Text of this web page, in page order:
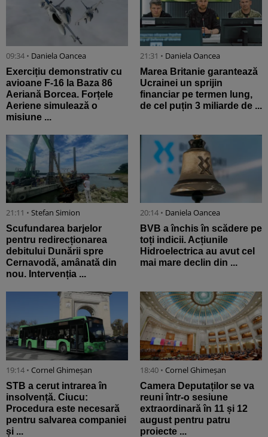
09:34 • Daniela Oancea
Exercițiu demonstrativ cu
avioane F-16 la Baza 86
Aeriană Borcea. Forțele
Aeriene simulează o
misiune ...
21:31 • Daniela Oancea
Marea Britanie garantează
Ucrainei un sprijin
financiar pe termen lung,
de cel puțin 3 miliarde de ...
21:11 • Stefan Simion
Scufundarea barjelor
pentru redirecționarea
debitului Dunării spre
Cernavodă, amânată din
nou. Intervenția ...
20:14 • Daniela Oancea
BVB a închis în scădere pe
toți indicii. Acțiunile
Hidroelectrica au avut cel
mai mare declin din ...
19:14 • Cornel Ghimeșan
STB a cerut intrarea în
insolvență. Ciucu:
Procedura este necesară
pentru salvarea companiei
și ...
18:40 • Cornel Ghimeșan
Camera Deputaților se va
reuni într-o sesiune
extraordinară în 11 și 12
august pentru patru
proiecte ...